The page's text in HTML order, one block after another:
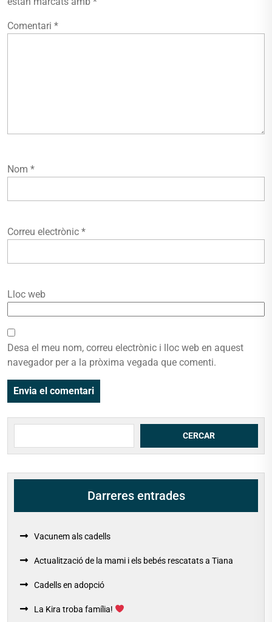
Comentari *
Nom *
Correu electrònic *
Lloc web
Desa el meu nom, correu electrònic i lloc web en aquest
navegador per a la pròxima vegada que comenti.
CERCAR
Darreres entrades
Vacunem als cadells
Actualització de la mami i els bebés rescatats a Tiana
Cadells en adopció
La Kira troba família!